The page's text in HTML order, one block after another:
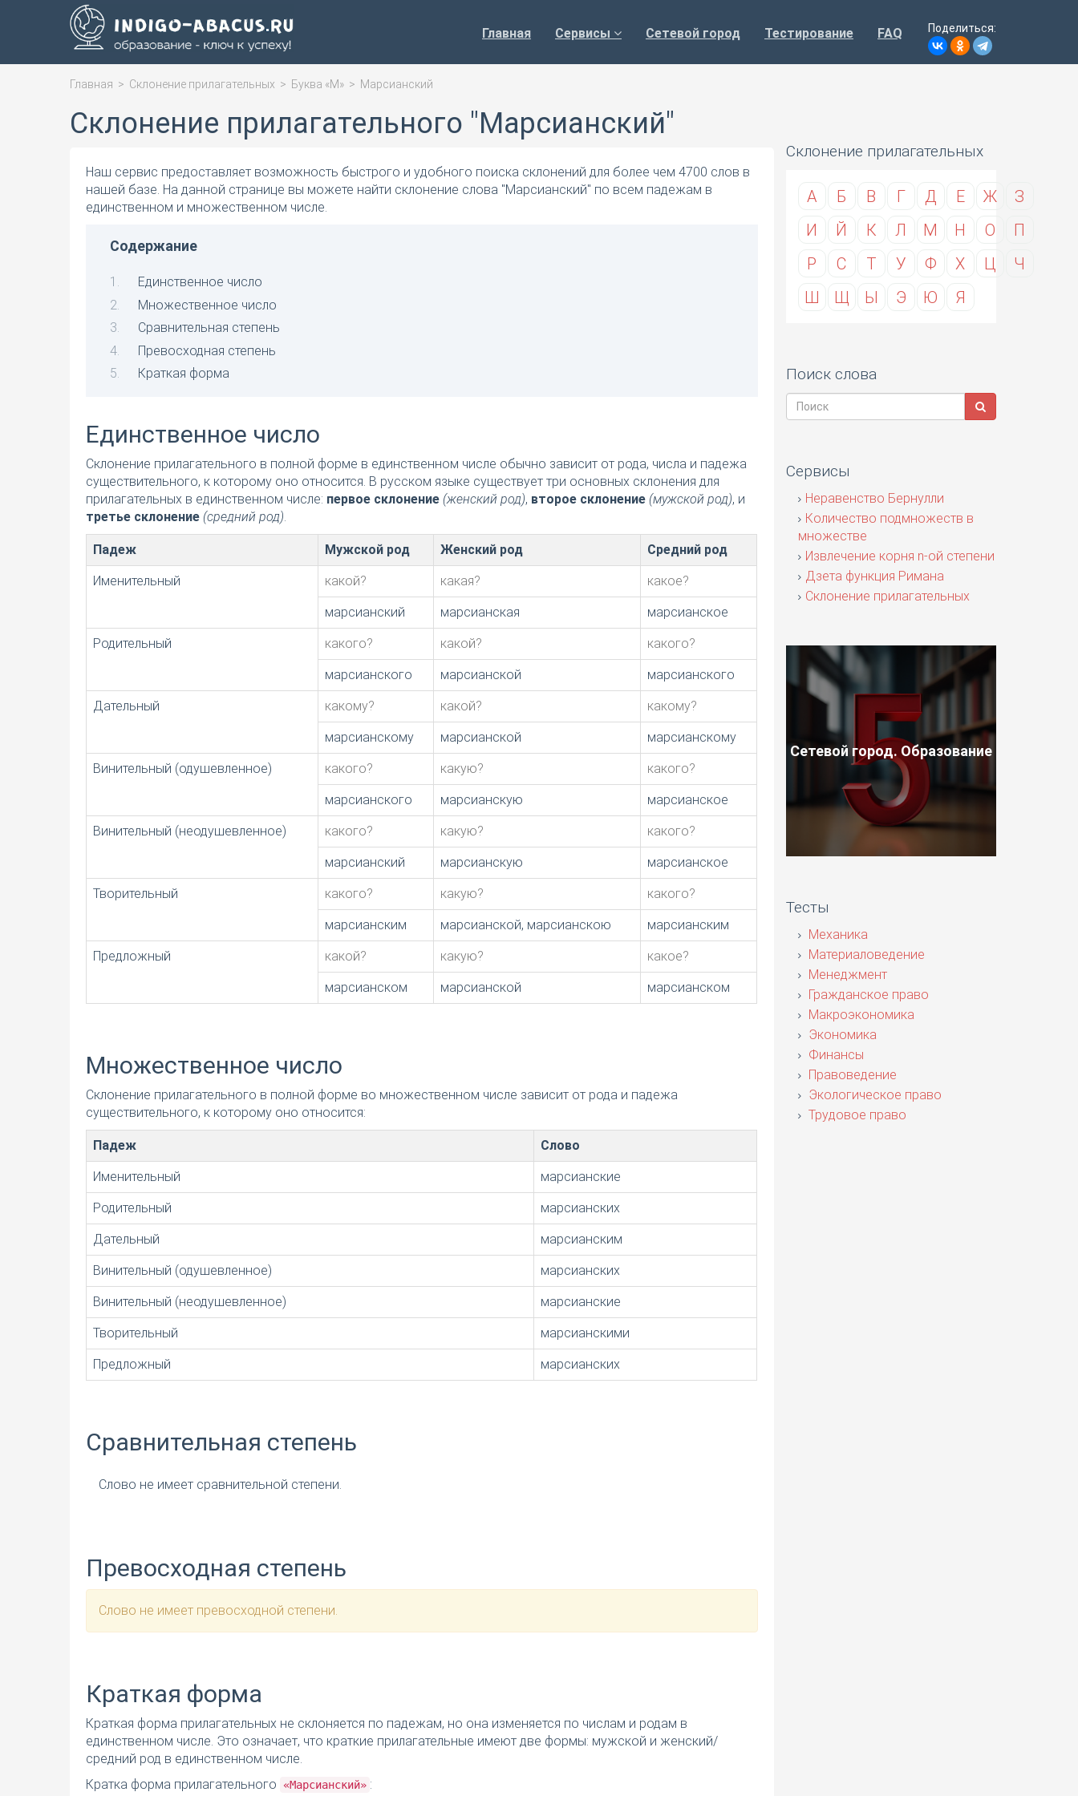
Главная Сервисы Сетевой город Тестирование FAQ Поделиться:
Главная > Склонение прилагательных > Буква «М» > Марсианский
Склонение прилагательного "Марсианский"
Наш сервис предоставляет возможность быстрого и удобного поиска склонений для более чем 4700 слов в
нашей базе. На данной странице вы можете найти склонение слова "Марсианский" по всем падежам в
единственном и множественном числе.
Содержание
Единственное число
Множественное число
Сравнительная степень
Превосходная степень
Краткая форма
Единственное число
Склонение прилагательного в полной форме в единственном числе обычно зависит от рода, числа и падежа
существительного, к которому оно относится. В русском языке существует три основных склонения для
прилагательных в единственном числе: первое склонение (женский род), второе склонение (мужской род), и
третье склонение (средний род).
Падеж Мужской род Женский род Средний род
Именительный какой? какая? какое?
марсианский марсианская марсианское
Родительный какого? какой? какого?
марсианского марсианской марсианского
Дательный какому? какой? какому?
марсианскому марсианской марсианскому
Винительный (одушевленное) какого? какую? какого?
марсианского марсианскую марсианское
Винительный (неодушевленное) какого? какую? какого?
марсианский марсианскую марсианское
Творительный какого? какую? какого?
марсианским марсианской, марсианскою марсианским
Предложный какой? какую? какое?
марсианском марсианской марсианском
Множественное число
Склонение прилагательного в полной форме во множественном числе зависит от рода и падежа
существительного, к которому оно относится:
Падеж Слово
Именительный марсианские
Родительный марсианских
Дательный марсианским
Винительный (одушевленное) марсианских
Винительный (неодушевленное) марсианские
Творительный марсианскими
Предложный марсианских
Сравнительная степень
Слово не имеет сравнительной степени.
Превосходная степень
Слово не имеет превосходной степени.
Краткая форма
Краткая форма прилагательных не склоняется по падежам, но она изменяется по числам и родам в
единственном числе. Это означает, что краткие прилагательные имеют две формы: мужской и женский/
средний род в единственном числе.
Кратка форма прилагательного
«Марсианский» :
Склонение прилагательных
А Б В Г Д Е Ж
З
И
Й К Л М Н О
П
Р
С Т У Ф Х Ц
Ч
Ш
Щ Ы Э Ю Я
Поиск слова
Сервисы
Неравенство Бернулли
Количество подмножеств в
множестве
Извлечение корня n-ой степени
Дзета функция Римана
Склонение прилагательных
Сетевой город. Образование
Тесты
Механика
Материаловедение
Менеджмент
Гражданское право
Макроэкономика
Экономика
Финансы
Правоведение
Экологическое право
Трудовое право